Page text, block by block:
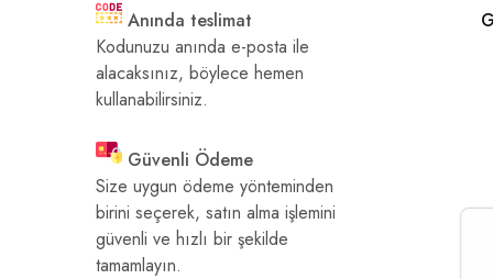
Anında teslimat
Kodunuzu anında e-posta ile
alacaksınız, böylece hemen
kullanabilirsiniz.
Güvenli Ödeme
Size uygun ödeme yönteminden
birini seçerek, satın alma işlemini
güvenli ve hızlı bir şekilde
tamamlayın.